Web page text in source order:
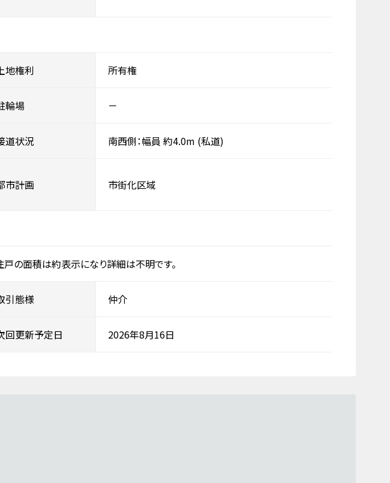
地権利 所有権
輪場 －
道状況 南西側：幅員 約4.0m (私道)
市計画 市街化区域
の面積は約表示になり詳細は不明です。
引態様 仲介
回更新予定日 2026年8月16日